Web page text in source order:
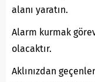
alanı yaratın.
Alarm kurmak
olacaktır.
Aklınızdan